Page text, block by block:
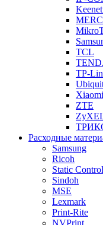
TCL
TP-
Xiaomi
ZTE
Расходные
Samsung
Ricoh
Static Control
Sindoh
MSE
Lexmark
Print-Rite